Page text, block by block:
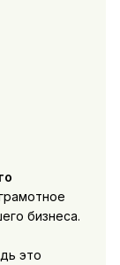
бизнеса.
это